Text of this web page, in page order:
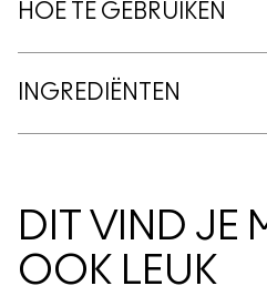
HOE TE GEBRUIKEN
INGREDIËNTEN
DIT VIND JE
OOK LEUK